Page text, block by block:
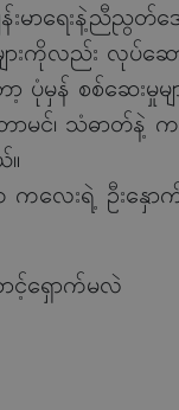
းမာရေးနဲ့ညီညွ
းကိုလည်း လုပ်ဆော
န် စစ်ဆေးမှုမျ
င်၊ သံဓာတ်နဲ့ က
းရဲ့ ဦးနှောက်
ာင့်ရှောက်မလဲ